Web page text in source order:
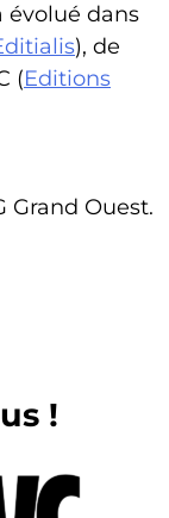
évolué dans
), de
(Editions
Grand Ouest.
!